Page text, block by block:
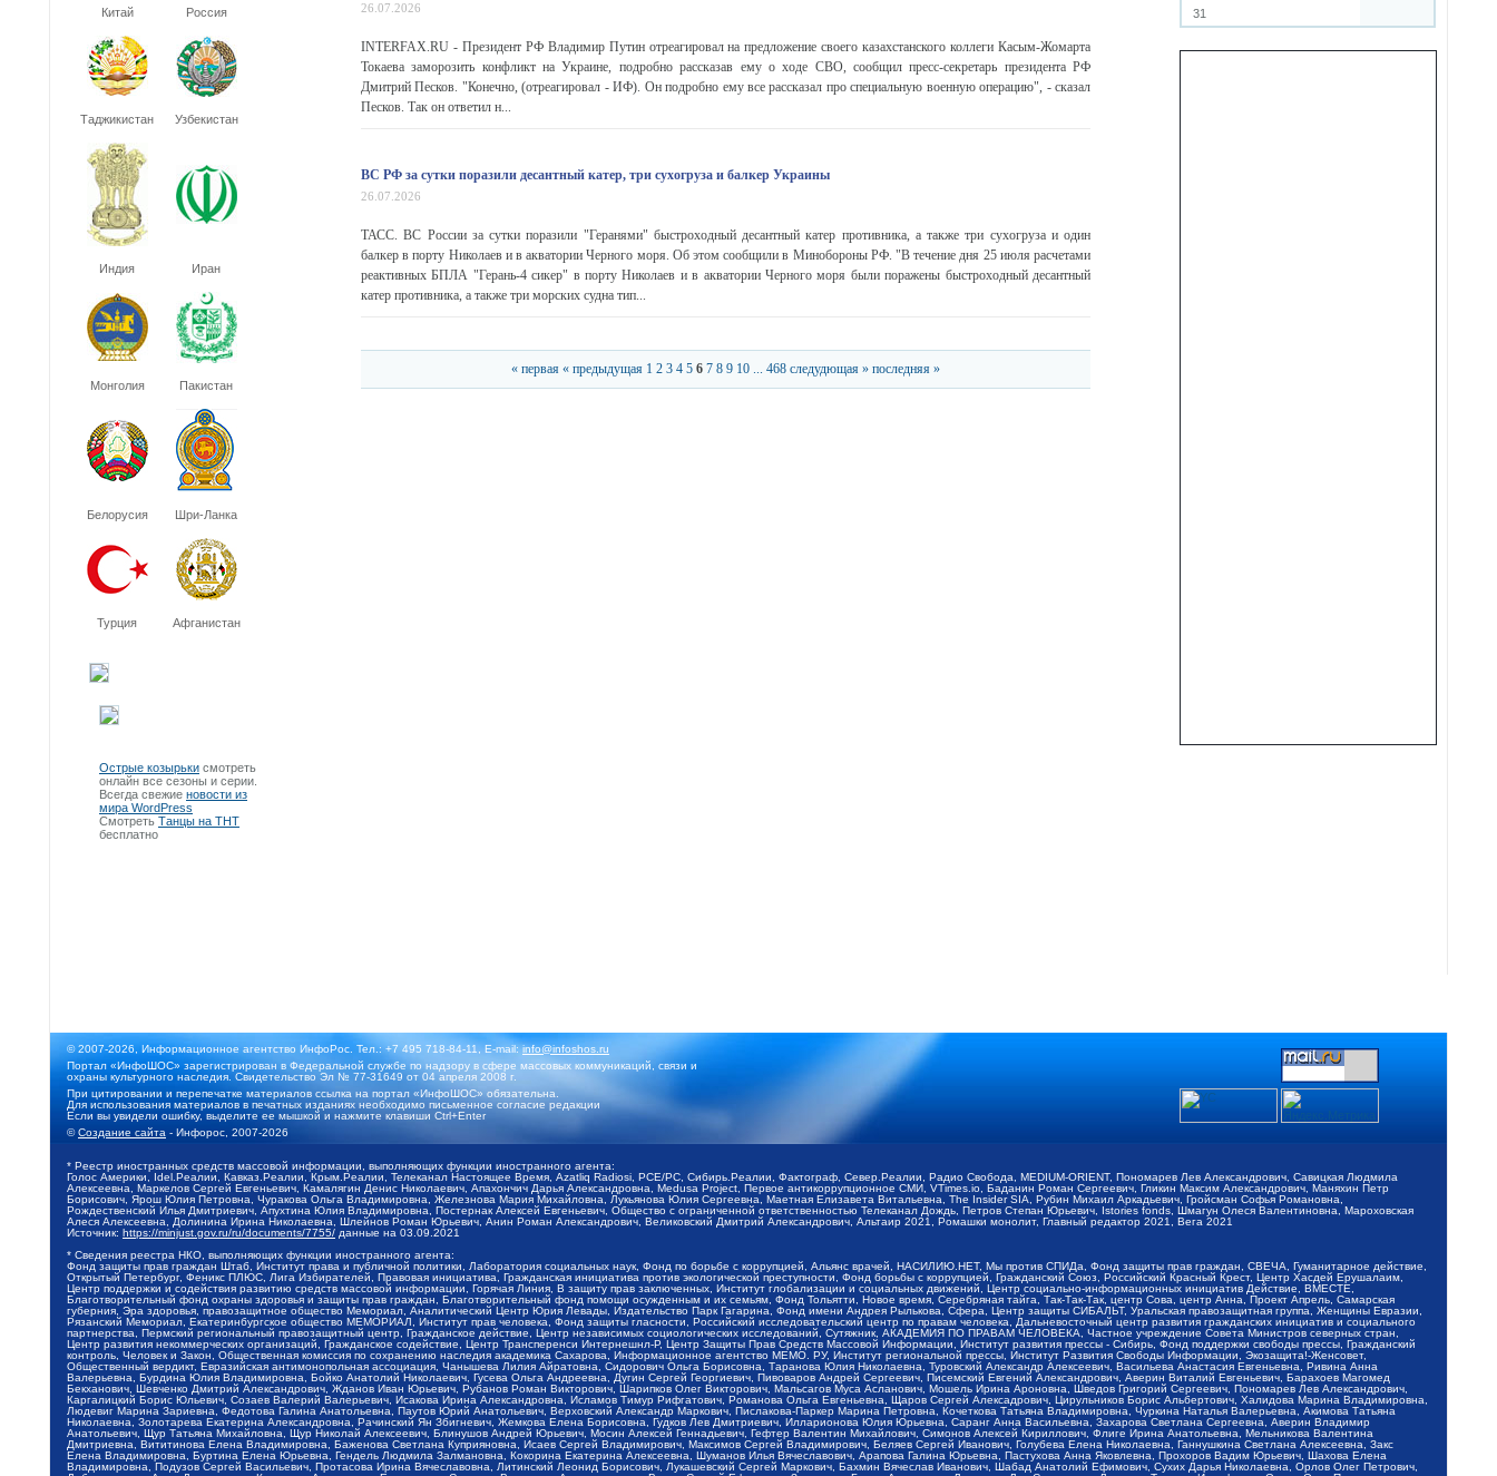
31
Китай Россия
Таджикистан Узбекистан
Индия Иран
Монголия Пакистан
Белорусия Шри-Ланка
Турция Афганистан
Острые козырьки смотреть
онлайн все сезоны и серии.
Всегда свежие новости из
мира WordPress
Смотреть Танцы на ТНТ
бесплатно
26.07.2026
INTERFAX.RU - Президент РФ Владимир Путин отреагировал на предложение своего казахстанского коллеги Касым-Жомарта
Токаева заморозить конфликт на Украине, подробно рассказав ему о ходе СВО, сообщил пресс-секретарь президента РФ
Дмитрий Песков. "Конечно, (отреагировал - ИФ). Он подробно ему все рассказал про специальную военную операцию", - сказал
Песков. Так он ответил н...
ВС РФ за сутки поразили десантный катер, три сухогруза и балкер Украины
26.07.2026
ТАСС. ВС России за сутки поразили "Геранями" быстроходный десантный катер противника, а также три сухогруза и один
балкер в порту Николаев и в акватории Черного моря. Об этом сообщили в Минобороны РФ. "В течение дня 25 июля расчетами
реактивных БПЛА "Герань-4 сикер" в порту Николаев и в акватории Черного моря были поражены быстроходный десантный
катер противника, а также три морских судна тип...
« первая « предыдущая 1 2 3 4 5 6 7 8 9 10 ... 468 следудющая » последняя »
© 2007-2026, Информационное агентство ИнфоРос. Тел.: +7 495 718-84-11, E-mail:info@infoshos.ru
Портал «ИнфоШОС» зарегистрирован в Федеральной службе по надзору в сфере массовых коммуникаций, связи и
охраны культурного наследия. Свидетельство Эл № 77-31649 от 04 апреля 2008 г.
При цитировании и перепечатке материалов ссылка на портал «ИнфоШОС» обязательна.
Для использования материалов в печатных изданиях необходимо письменное согласие редакции
Если вы увидели ошибку, выделите ее мышкой и нажмите клавиши Ctrl+Enter
©Создание сайта - Инфорос, 2007-2026
* Реестр иностранных средств массовой информации, выполняющих функции иностранного агента:
Голос Америки, Idel.Реалии, Кавказ.Реалии, Крым.Реалии, Телеканал Настоящее Время, Azatliq Radiosi, PCE/PC, Сибирь.Реалии, Фактограф, Север.Реалии, Радио Свобода, MEDIUM-ORIENT, Пономарев Лев Александрович, Савицкая Людмила
Алексеевна, Маркелов Сергей Евгеньевич, Камалягин Денис Николаевич, Апахончич Дарья Александровна, Medusa Project, Первое антикоррупционное СМИ, VTimes.io, Баданин Роман Сергеевич, Гликин Максим Александрович, Маняхин Петр
Борисович, Ярош Юлия Петровна, Чуракова Ольга Владимировна, Железнова Мария Михайловна, Лукьянова Юлия Сергеевна, Маетная Елизавета Витальевна, The Insider SIA, Рубин Михаил Аркадьевич, Гройсман Софья Романовна,
Рождественский Илья Дмитриевич, Апухтина Юлия Владимировна, Постернак Алексей Евгеньевич, Общество с ограниченной ответственностью Телеканал Дождь, Петров Степан Юрьевич, Istories fonds, Шмагун Олеся Валентиновна, Мароховская
Алеся Алексеевна, Долинина Ирина Николаевна, Шлейнов Роман Юрьевич, Анин Роман Александрович, Великовский Дмитрий Александрович, Альтаир 2021, Ромашки монолит, Главный редактор 2021, Вега 2021
Источник: https://minjust.gov.ru/ru/documents/7755/ данные на 03.09.2021
* Сведения реестра НКО, выполняющих функции иностранного агента:
Фонд защиты прав граждан Штаб, Институт права и публичной политики, Лаборатория социальных наук, Фонд по борьбе с коррупцией, Альянс врачей, НАСИЛИЮ.НЕТ, Мы против СПИДа, Фонд защиты прав граждан, СВЕЧА, Гуманитарное действие,
Открытый Петербург, Феникс ПЛЮС, Лига Избирателей, Правовая инициатива, Гражданская инициатива против экологической преступности, Фонд борьбы с коррупцией, Гражданский Союз, Российский Красный Крест, Центр Хасдей Ерушалаим,
Центр поддержки и содействия развитию средств массовой информации, Горячая Линия, В защиту прав заключенных, Институт глобализации и социальных движений, Центр социально-информационных инициатив Действие, ВМЕСТЕ,
Благотворительный фонд охраны здоровья и защиты прав граждан, Благотворительный фонд помощи осужденным и их семьям, Фонд Тольятти, Новое время, Серебряная тайга, Так-Так-Так, центр Сова, центр Анна, Проект Апрель, Самарская
губерния, Эра здоровья, правозащитное общество Мемориал, Аналитический Центр Юрия Левады, Издательство Парк Гагарина, Фонд имени Андрея Рылькова, Сфера, Центр защиты СИБАЛЬТ, Уральская правозащитная группа, Женщины Евразии,
Рязанский Мемориал, Екатеринбургское общество МЕМОРИАЛ, Институт прав человека, Фонд защиты гласности, Российский исследовательский центр по правам человека, Дальневосточный центр развития гражданских инициатив и социального
партнерства, Пермский региональный правозащитный центр, Гражданское действие, Центр независимых социологических исследований, Сутяжник, АКАДЕМИЯ ПО ПРАВАМ ЧЕЛОВЕКА, Частное учреждение Совета Министров северных стран,
Центр развития некоммерческих организаций, Гражданское содействие, Центр Трансперенси Интернешнл-Р, Центр Защиты Прав Средств Массовой Информации, Институт развития прессы - Сибирь, Фонд поддержки свободы прессы, Гражданский
контроль, Человек и Закон, Общественная комиссия по сохранению наследия академика Сахарова, Информационное агентство МЕМО. РУ, Институт региональной прессы, Институт Развития Свободы Информации, Экозащита!-Женсовет,
Общественный вердикт, Евразийская антимонопольная ассоциация, Чанышева Лилия Айратовна, Сидорович Ольга Борисовна, Таранова Юлия Николаевна, Туровский Александр Алексеевич, Васильева Анастасия Евгеньевна, Ривина Анна
Валерьевна, Бурдина Юлия Владимировна, Бойко Анатолий Николаевич, Гусева Ольга Андреевна, Дугин Сергей Георгиевич, Пивоваров Андрей Сергеевич, Писемский Евгений Александрович, Аверин Виталий Евгеньевич, Барахоев Магомед
Бекханович, Шевченко Дмитрий Александрович, Жданов Иван Юрьевич, Рубанов Роман Викторович, Шарипков Олег Викторович, Мальсагов Муса Асланович, Мошель Ирина Ароновна, Шведов Григорий Сергеевич, Пономарев Лев Александрович,
Каргалицкий Борис Юльевич, Созаев Валерий Валерьевич, Исакова Ирина Александровна, Исламов Тимур Рифгатович, Романова Ольга Евгеньевна, Щаров Сергей Алексадрович, Цирульников Борис Альбертович, Халидова Марина Владимировна,
Людевиг Марина Зариевна, Федотова Галина Анатольевна, Паутов Юрий Анатольевич, Верховский Александр Маркович, Пислакова-Паркер Марина Петровна, Кочеткова Татьяна Владимировна, Чуркина Наталья Валерьевна, Акимова Татьяна
Николаевна, Золотарева Екатерина Александровна, Рачинский Ян Збигневич, Жемкова Елена Борисовна, Гудков Лев Дмитриевич, Илларионова Юлия Юрьевна, Саранг Анна Васильевна, Захарова Светлана Сергеевна, Аверин Владимир
Анатольевич, Щур Татьяна Михайловна, Щур Николай Алексеевич, Блинушов Андрей Юрьевич, Мосин Алексей Геннадьевич, Гефтер Валентин Михайлович, Симонов Алексей Кириллович, Флиге Ирина Анатольевна, Мельникова Валентина
Дмитриевна, Вититинова Елена Владимировна, Баженова Светлана Куприяновна, Исаев Сергей Владимирович, Максимов Сергей Владимирович, Беляев Сергей Иванович, Голубева Елена Николаевна, Ганнушкина Светлана Алексеевна, Закс
Елена Владимировна, Буртина Елена Юрьевна, Гендель Людмила Залмановна, Кокорина Екатерина Алексеевна, Шуманов Илья Вячеславович, Арапова Галина Юрьевна, Пастухова Анна Яковлевна, Прохоров Вадим Юрьевич, Шахова Елена
Владимировна, Подузов Сергей Васильевич, Протасова Ирина Вячеславовна, Литинский Леонид Борисович, Лукашевский Сергей Маркович, Бахмин Вячеслав Иванович, Шабад Анатолий Ефимович, Сухих Дарья Николаевна, Орлов Олег Петрович,